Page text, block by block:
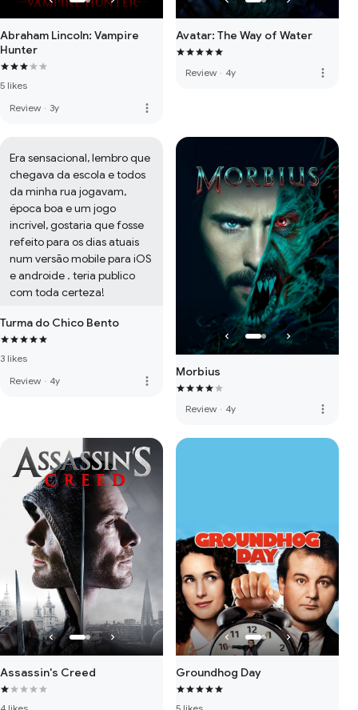
Abraham Lincoln: Vampire
Hunter
5 likes
Review · 3y more_vert
Avatar: The Way of Water
Review · 4y more_vert
Era sensacional, lembro que
chegava da escola e todos
da minha rua jogavam,
época boa e um jogo
incrível, gostaria que fosse
refeito para os dias atuais
num versão mobile para iOS
e androide . teria publico
com toda certeza!
Turma do Chico Bento
3 likes
Review · 4y more_vert
Morbius
Review · 4y more_vert
Assassin's Creed Groundhog Day